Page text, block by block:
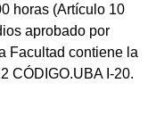
horas (Artículo 10
aprobado por
Facultad contiene la
CÓDIGO.UBA I-20.